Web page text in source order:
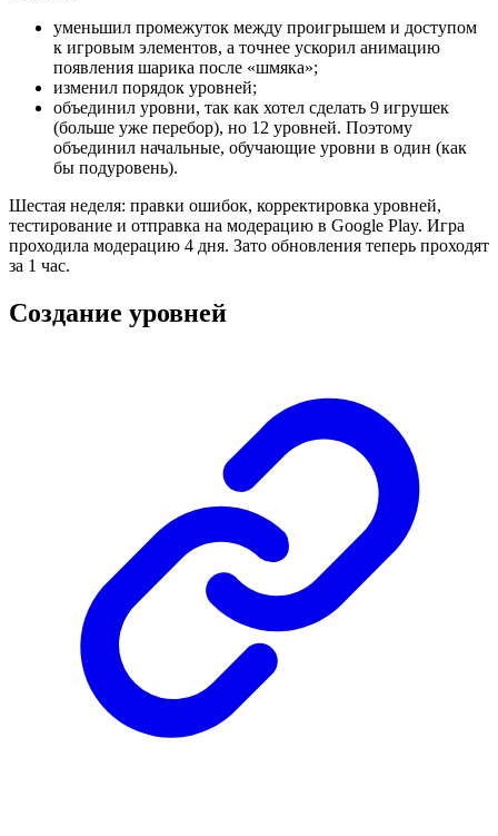
уменьшил промежуток между проигрышем и доступом
к игровым элементов, а точнее ускорил анимацию
появления шарика после «шмяка»;
изменил порядок уровней;
объединил уровни, так как хотел сделать 9 игрушек
(больше уже перебор), но 12 уровней. Поэтому
объединил начальные, обучающие уровни в один (как
бы подуровень).
Шестая неделя: правки ошибок, корректировка уровней,
тестирование и отправка на модерацию в Google Play. Игра
проходила модерацию 4 дня. Зато обновления теперь проходят
за 1 час.
Создание уровней